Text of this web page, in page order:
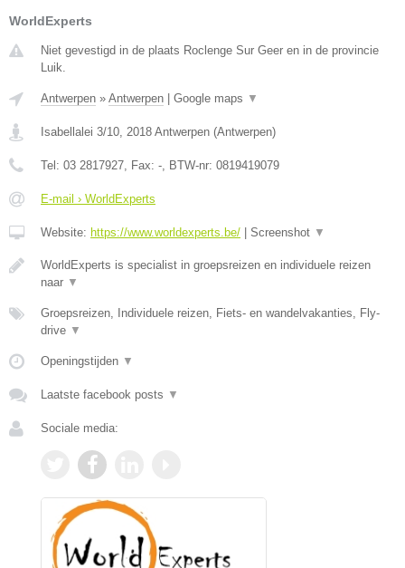
WorldExperts
Niet gevestigd in de plaats Roclenge Sur Geer en in de provincie
Luik.
Antwerpen » Antwerpen Google maps ▼
Isabellalei 3/10, 2018 Antwerpen (Antwerpen)
Tel: 03 2817927, Fax: -, BTW-nr: 0819419079
E-mail › WorldExperts
Website: https://www.worldexperts.be/ Screenshot ▼
WorldExperts is specialist in groepsreizen en individuele reizen
naar ▼
Groepsreizen, Individuele reizen, Fiets- en wandelvakanties, Fly-
drive ▼
Openingstijden ▼
Laatste facebook posts ▼
Sociale media: